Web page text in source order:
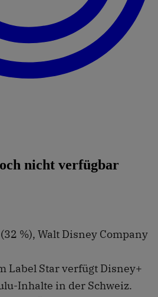
nicht verfügbar
%), Walt Disney Company
Label Star verfügt Disney+
Inhalte in der Schweiz.